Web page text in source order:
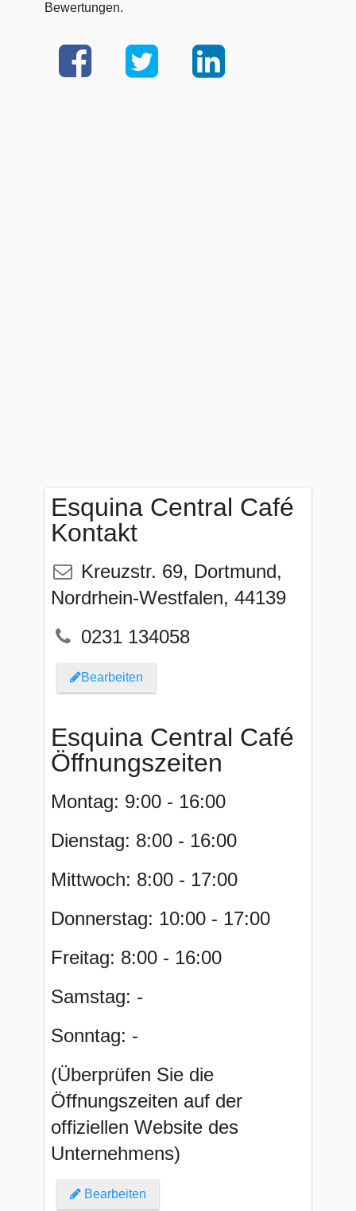
Bewertungen.
Esquina Central Café
Kontakt
Kreuzstr. 69, Dortmund,
Nordrhein-Westfalen, 44139
0231 134058
Bearbeiten
Esquina Central Café
Öffnungszeiten
Montag: 9:00 - 16:00
Dienstag: 8:00 - 16:00
Mittwoch: 8:00 - 17:00
Donnerstag: 10:00 - 17:00
Freitag: 8:00 - 16:00
Samstag: -
Sonntag: -
(Überprüfen Sie die
Öffnungszeiten auf der
offiziellen Website des
Unternehmens)
Bearbeiten